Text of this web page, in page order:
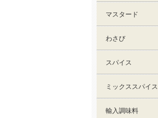
マスタード
わさび
スパイス
ミックススパイス
輸入調味料